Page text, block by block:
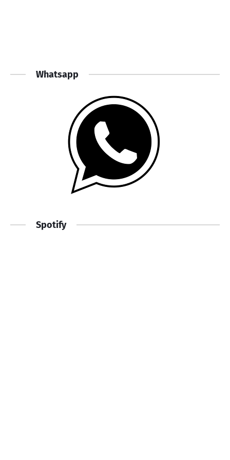
Whatsapp
Spotify